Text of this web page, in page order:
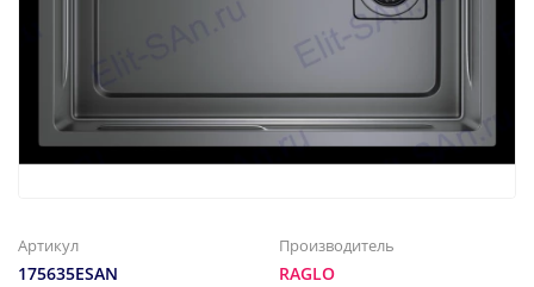
Артикул
175635ESAN
Производитель
RAGLO